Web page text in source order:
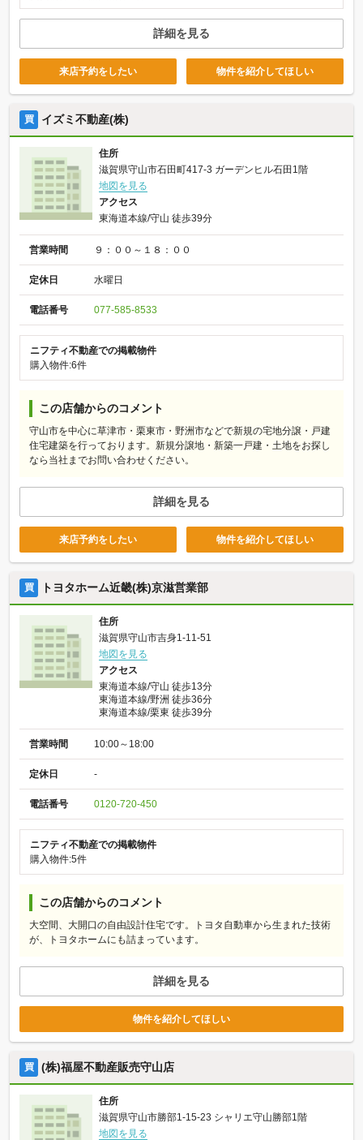
詳細を見る
来店予約をしたい 物件を紹介してほしい
買 イズミ不動産(株)
住所
滋賀県守山市石田町417-3 ガーデンヒル石田1階
地図を見る
アクセス
東海道本線/守山 徒歩39分
営業時間 ９：００～１８：００
定休日 水曜日
電話番号 077-585-8533
ニフティ不動産での掲載物件
購入物件:6件
この店舗からのコメント
守山市を中心に草津市・栗東市・野洲市などで新規の宅地分譲・戸建
住宅建築を行っております。新規分譲地・新築一戸建・土地をお探し
なら当社までお問い合わせください。
詳細を見る
来店予約をしたい 物件を紹介してほしい
買 トヨタホーム近畿(株)京滋営業部
住所
滋賀県守山市吉身1-11-51
地図を見る
アクセス
東海道本線/守山 徒歩13分
東海道本線/野洲 徒歩36分
東海道本線/栗東 徒歩39分
営業時間 10:00～18:00
定休日 -
電話番号 0120-720-450
ニフティ不動産での掲載物件
購入物件:5件
この店舗からのコメント
大空間、大開口の自由設計住宅です。トヨタ自動車から生まれた技術
が、トヨタホームにも詰まっています。
詳細を見る
物件を紹介してほしい
買 (株)福屋不動産販売守山店
住所
滋賀県守山市勝部1-15-23 シャリエ守山勝部1階
地図を見る